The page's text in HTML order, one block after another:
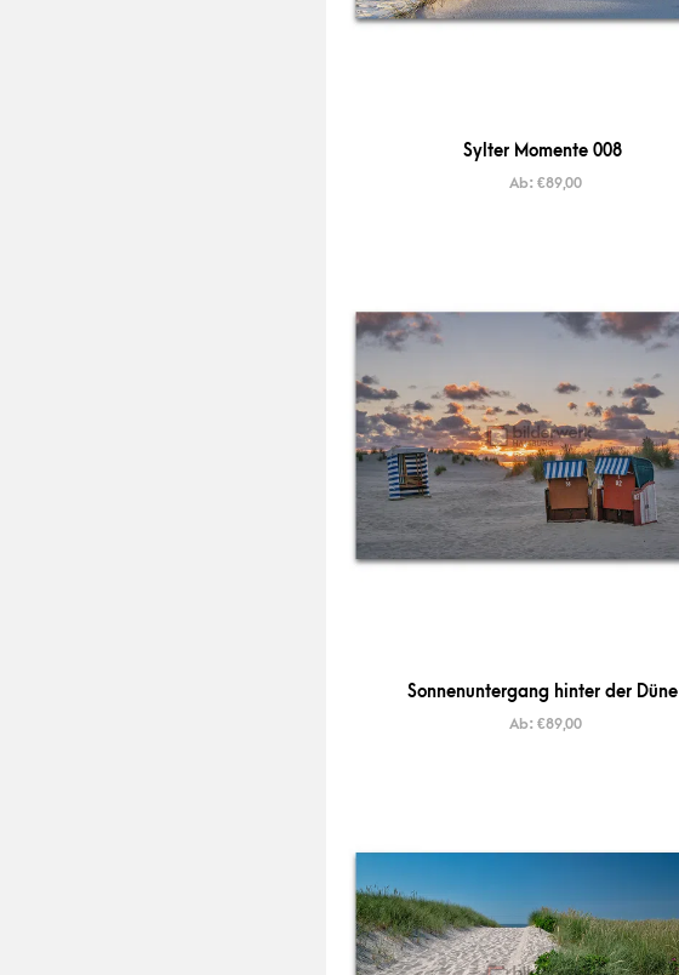
Sylter Momente 008
Ab: €89,00
Sonnenuntergang hinter der Düne
Ab: €89,00